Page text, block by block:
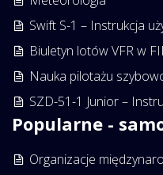
Swift S-1 – Instrukcja
Biuletyn lotów VFR w
Nauka pilotażu
SZD-51-1 Junior –
Popularne -
Organizacje